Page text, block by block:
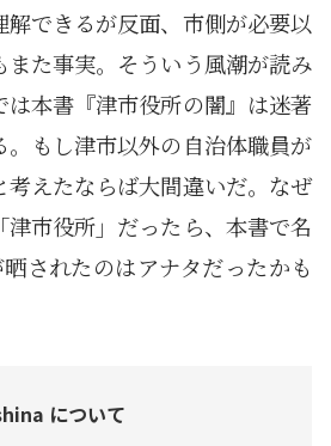
できるが反面、市側が必要以
また事実。そういう風潮が読み
本書『津市役所の闇』は迷著
。もし津市以外の自治体職員が
えたならば大間違いだ。なぜ
市役所」だったら、本書で名
されたのはアナタだったかも
について